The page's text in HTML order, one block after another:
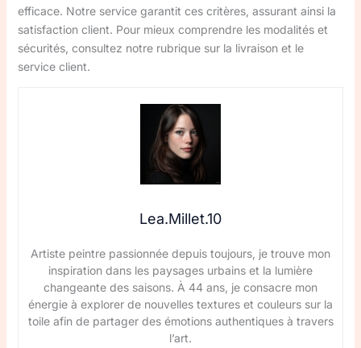
efficace. Notre service garantit ces critères, assurant ainsi la
satisfaction client. Pour mieux comprendre les modalités et
sécurités, consultez notre rubrique sur la livraison et le
service client.
Lea.Millet.10
Artiste peintre passionnée depuis toujours, je trouve mon
inspiration dans les paysages urbains et la lumière
changeante des saisons. À 44 ans, je consacre mon
énergie à explorer de nouvelles textures et couleurs sur la
toile afin de partager des émotions authentiques à travers
l’art.